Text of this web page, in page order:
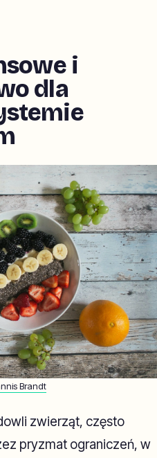
i
dla
Brandt
zwierząt, często
pryzmat ograniczeń, w